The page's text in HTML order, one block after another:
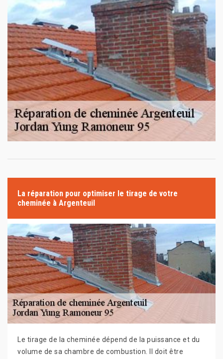
La réparation pour optimiser le tirage de votre
cheminée à Argenteuil
Le tirage de la cheminée dépend de la puissance et du
volume de sa chambre de combustion. Il doit être